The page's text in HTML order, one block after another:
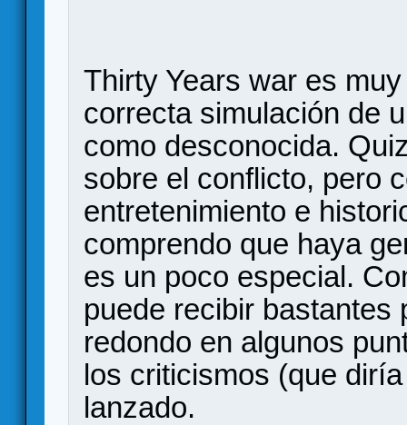
Thirty Years war es
correcta simulación de
como desconocida.
sobre el conflicto, pero
entretenimiento e
comprendo que haya
es un poco especial.
puede recibir bastantes
redondo en algunos
los criticismos (que
lanzado.